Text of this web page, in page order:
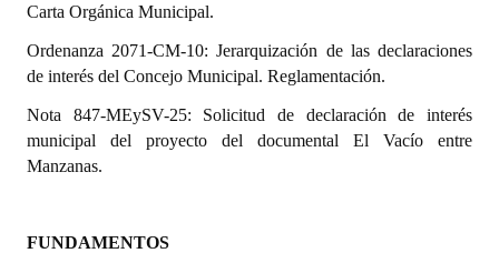
Reglamento Interno
Digesto
Organigrama
Carta Orgánica Municipal.
Ordenanza 2071-CM-10: Jerarquización de las declaraciones
de interés del Concejo Municipal. Reglamentación.
Nota 847-MEySV-25: Solicitud de declaración de interés
municipal del proyecto del documental El Vacío entre
Manzanas.
FUNDAMENTOS